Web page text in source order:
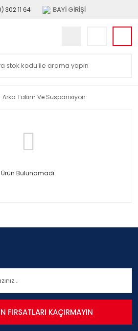
302 11 64 BAYİ GİRİŞİ
Arka Takım Ve Süspansiyon
Ürün Bulunamadı.
FIRSATLARI KAÇIRMAYIN